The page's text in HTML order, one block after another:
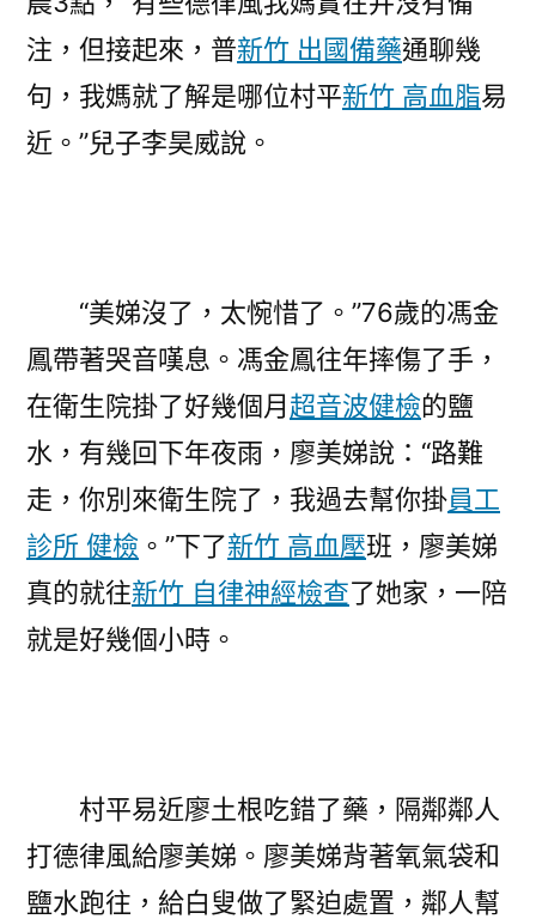
注，但接起來，普新竹 出國備藥通聊幾
句，我媽就了解是哪位村平新竹 高血脂易
近。”兒子李昊威說。
“美娣沒了，太惋惜了。”76歲的馮金
鳳帶著哭音嘆息。馮金鳳往年摔傷了手，
在衛生院掛了好幾個月超音波健檢的鹽
水，有幾回下年夜雨，廖美娣說：“路難
走，你別來衛生院了，我過去幫你掛員工
診所 健檢 。”下了新竹 高血壓班，廖美娣
真的就往新竹 自律神經檢查了她家，一陪
就是好幾個小時。
村平易近廖土根吃錯了藥，隔鄰鄰人
打德律風給廖美娣。廖美娣背著氧氣袋和
鹽水跑往，給白叟做了緊迫處置，鄰人幫